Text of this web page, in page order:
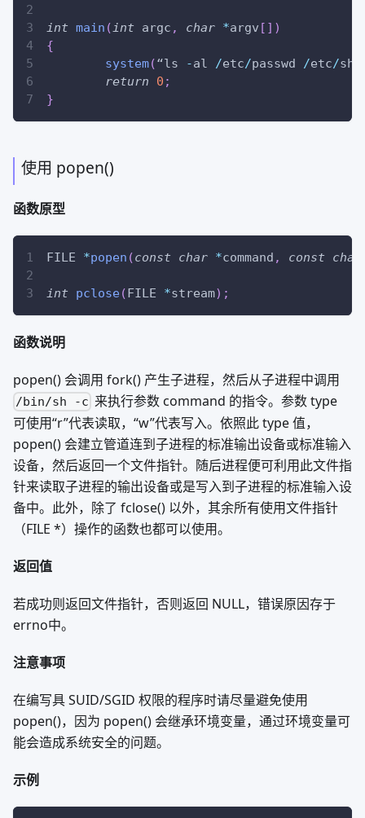
int main (int argc , char *argv [ ] )
{
system(“ls -al /etc/passwd /etc/
return
0 ;
}
使用 popen()
函数原型
FILE *popen (const char *command , const char
int pclose(FILE *stream) ;
函数说明
popen() 会调用 fork() 产生子进程，然后从子进程中调用
/bin/sh -c 来执行参数 command 的指令。参数 type
可使用“r”代表读取，“w”代表写入。依照此 type 值，
popen() 会建立管道连到子进程的标准输出设备或标准输入
设备，然后返回一个文件指针。随后进程便可利用此文件指
针来读取子进程的输出设备或是写入到子进程的标准输入设
备中。此外，除了 fclose() 以外，其余所有使用文件指针
（FILE *）操作的函数也都可以使用。
返回值
若成功则返回文件指针，否则返回 NULL，错误原因存于
errno中。
注意事项
在编写具 SUID/SGID 权限的程序时请尽量避免使用
popen()，因为 popen() 会继承环境变量，通过环境变量可
能会造成系统安全的问题。
示例